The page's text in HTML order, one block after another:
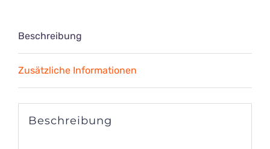
Beschreibung
Zusätzliche Informationen
Beschreibung